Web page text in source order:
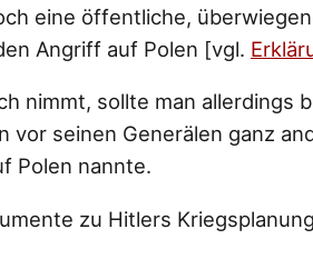
eine öffentliche,
Angriff auf Polen [vgl.
nimmt, sollte man allerdings
vor seinen Generälen ganz
Polen nannte.
zu Hitlers